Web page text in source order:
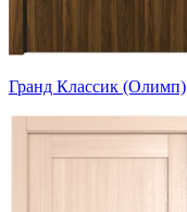
Гранд Классик (Олимп)